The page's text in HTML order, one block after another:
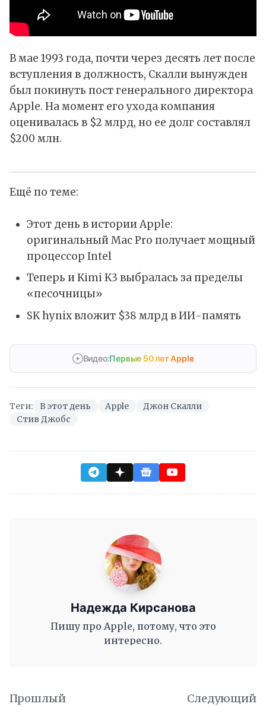
В мае 1993 года, почти через десять лет после
вступления в должность, Скалли вынужден
был покинуть пост генерального директора
Apple. На момент его ухода компания
оценивалась в $2 млрд, но ее долг составлял
$200 млн.
Ещё по теме:
Этот день в истории Apple:
оригинальный Mac Pro получает мощный
процессор Intel
Теперь и Kimi K3 выбралась за пределы
«песочницы»
SK hynix вложит $38 млрд в ИИ-память
Видео:Первые 50 лет Apple
Теги: В этот день Apple
Джон Скалли
Стив Джобс
Надежда Кирсанова
Пишу про Apple, потому, что это
интересно.
Прошлый
Следующий